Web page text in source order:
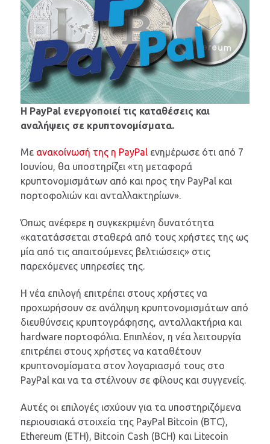
Η PayPal ενεργοποιεί τις καταθέσεις και
αναλήψεις σε κρυπτονομίσματα.
Με ανακοίνωσή της η PayPal ενημέρωσε ότι από 7
Ιουνίου, θα υποστηρίζει «τη μεταφορά
κρυπτονομισμάτων από και προς την PayPal και
πορτοφολιών και ανταλλακτηρίων».
Όπως ανέφερε η συγκεκριμένη δυνατότητα
«κατατάσσεται σταθερά από τους χρήστες της ως
μία από τις απαιτούμενες βελτιώσεις» στις
παρεχόμενες υπηρεσίες της.
Η νέα επιλογή επιτρέπει στους χρήστες να
προχωρήσουν σε ανάληψη κρυπτονομισμάτων από
διευθύνσεις κρυπτογράφησης, ανταλλακτήρια και
hardware πορτοφόλια. Επιπλέον, η νέα λειτουργία
επιτρέπει στους χρήστες να καταθέτουν
κρυπτονομίσματα στον λογαριασμό τους στο
PayPal και να τα στέλνουν σε φίλους και συγγενείς.
Αυτές οι επιλογές ισχύουν για τα υποστηριζόμενα
περιουσιακά στοιχεία της PayPal Bitcoin (BTC),
Ethereum (ETH), Bitcoin Cash (BCH) και Litecoin